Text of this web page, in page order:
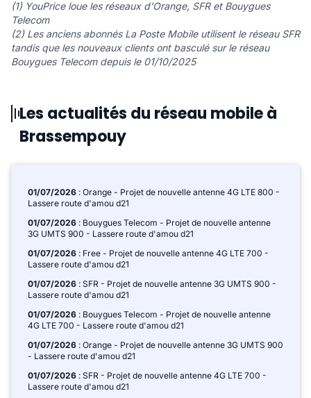
(1) YouPrice loue les réseaux d'Orange, SFR et Bouygues
Telecom
(2) Les anciens abonnés La Poste Mobile utilisent le réseau SFR
tandis que les nouveaux clients ont basculé sur le réseau
Bouygues Telecom depuis le 01/10/2025
Les actualités du réseau mobile à
Brassempouy
01/07/2026 : Orange - Projet de nouvelle antenne 4G LTE 800 -
Lassere route d'amou d21
01/07/2026 : Bouygues Telecom - Projet de nouvelle antenne
3G UMTS 900 - Lassere route d'amou d21
01/07/2026 : Free - Projet de nouvelle antenne 4G LTE 700 -
Lassere route d'amou d21
01/07/2026 : SFR - Projet de nouvelle antenne 3G UMTS 900 -
Lassere route d'amou d21
01/07/2026 : Bouygues Telecom - Projet de nouvelle antenne
4G LTE 700 - Lassere route d'amou d21
01/07/2026 : Orange - Projet de nouvelle antenne 3G UMTS 900
- Lassere route d'amou d21
01/07/2026 : SFR - Projet de nouvelle antenne 4G LTE 700 -
Lassere route d'amou d21